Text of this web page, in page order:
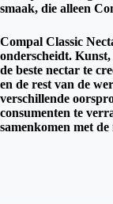
smaak, die alleen
Compal Classic
onderscheidt. Kunst,
de beste nectar te
en de rest van de
verschillende
consumenten te
samenkomen met